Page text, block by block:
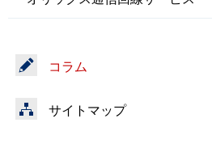
コラム
サイトマップ